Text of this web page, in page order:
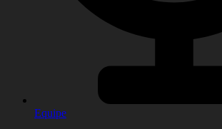
Equipe